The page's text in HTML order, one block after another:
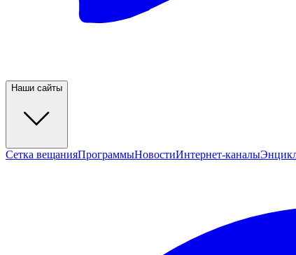
Наши сайты
Сетка вещанияПрограммыНовостиИнтернет-каналы